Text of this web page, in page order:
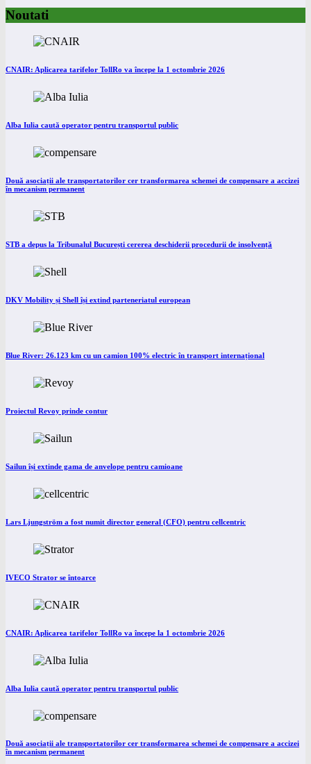
Noutati
CNAIR: Aplicarea tarifelor TollRo va începe la 1 octombrie 2026
Alba Iulia caută operator pentru transportul public
Două asociații ale transportatorilor cer transformarea schemei de compensare a accizei
în mecanism permanent
STB a depus la Tribunalul București cererea deschiderii procedurii de insolvență
DKV Mobility și Shell își extind parteneriatul european
Blue River: 26.123 km cu un camion 100% electric în transport internațional
Proiectul Revoy prinde contur
Sailun își extinde gama de anvelope pentru camioane
Lars Ljungström a fost numit director general (CFO) pentru cellcentric
IVECO Strator se întoarce
CNAIR: Aplicarea tarifelor TollRo va începe la 1 octombrie 2026
Alba Iulia caută operator pentru transportul public
Două asociații ale transportatorilor cer transformarea schemei de compensare a accizei
în mecanism permanent